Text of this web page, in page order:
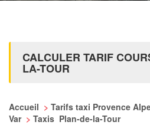
CALCULER TARIF
LA-TOUR
Accueil > Tarifs taxi Provence
Var > Taxis Plan-de-la-Tour